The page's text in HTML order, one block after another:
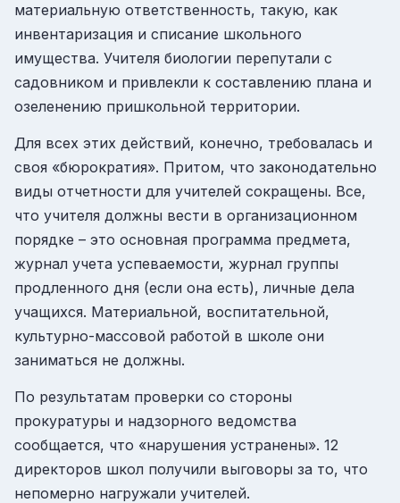
материальную ответственность, такую, как
инвентаризация и списание школьного
имущества. Учителя биологии перепутали с
садовником и привлекли к составлению плана и
озеленению пришкольной территории.
Для всех этих действий, конечно, требовалась и
своя «бюрократия». Притом, что законодательно
виды отчетности для учителей сокращены. Все,
что учителя должны вести в организационном
порядке – это основная программа предмета,
журнал учета успеваемости, журнал группы
продленного дня (если она есть), личные дела
учащихся. Материальной, воспитательной,
культурно-массовой работой в школе они
заниматься не должны.
По результатам проверки со стороны
прокуратуры и надзорного ведомства
сообщается, что «нарушения устранены». 12
директоров школ получили выговоры за то, что
непомерно нагружали учителей.